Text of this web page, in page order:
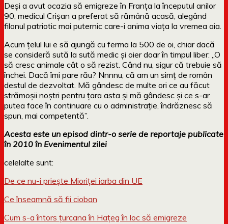
Deşi a avut ocazia să emigreze în Franţa la începutul anilor
90, medicul Crişan a preferat să rămână acasă, alegând
filonul patriotic mai puternic care-i anima viaţa la vremea aia.
Acum ţelul lui e să ajungă cu ferma la 500 de oi, chiar dacă
se consideră sută la sută medic şi oier doar în timpul liber: „O
să cresc animale cât o să rezist. Când nu, sigur că trebuie să
închei. Dacă îmi pare rău? Nnnnu, că am un simţ de român
destul de dezvoltat. Mă gândesc de multe ori ce au făcut
strămoşii noştri pentru ţara asta şi mă gândesc şi ce s-ar
putea face în continuare cu o administraţie, îndrăznesc să
spun, mai competentă”.
Acesta este un episod dintr-o serie de reportaje publicate
în 2010 în Evenimentul zilei
celelalte sunt:
De ce nu-i priește Mioriței iarba din UE
Ce înseamnă să fii cioban
Cum s-a întors țurcana în Hațeg în loc să emigreze